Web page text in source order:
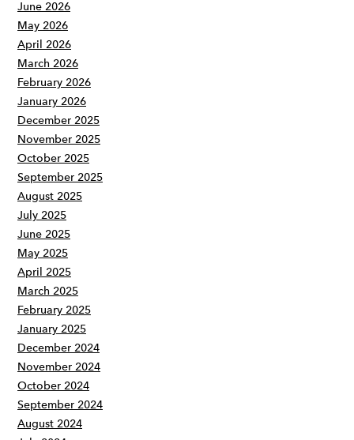
June 2026
May 2026
April 2026
March 2026
February 2026
January 2026
December 2025
November 2025
October 2025
September 2025
August 2025
July 2025
June 2025
May 2025
April 2025
March 2025
February 2025
January 2025
December 2024
November 2024
October 2024
September 2024
August 2024